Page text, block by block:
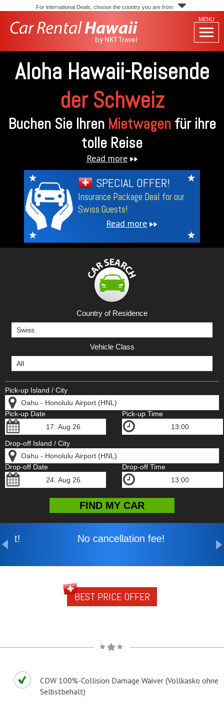
For international Deals, choose the country you are from
MENU
Aloha Hawaii-Reisende
der Schweiz
Buchen Sie Ihren Mietwagenfür ihre
tolle Reise
Read more
SPECIAL OFFER!
Insurance Package Deal for our
Swiss Guests!
Read more
Country of Residence
Vehicle Class
Pick-up Island / City
Pick-up Date Pick-up Time
Drop-off Island / City
Drop-off Date Drop-off Time
No cancellation fee!
BEST PRICE OFFER
CDW 100%-Collision Damage Waiver (Vollkasko ohne
Selbstbehalt)